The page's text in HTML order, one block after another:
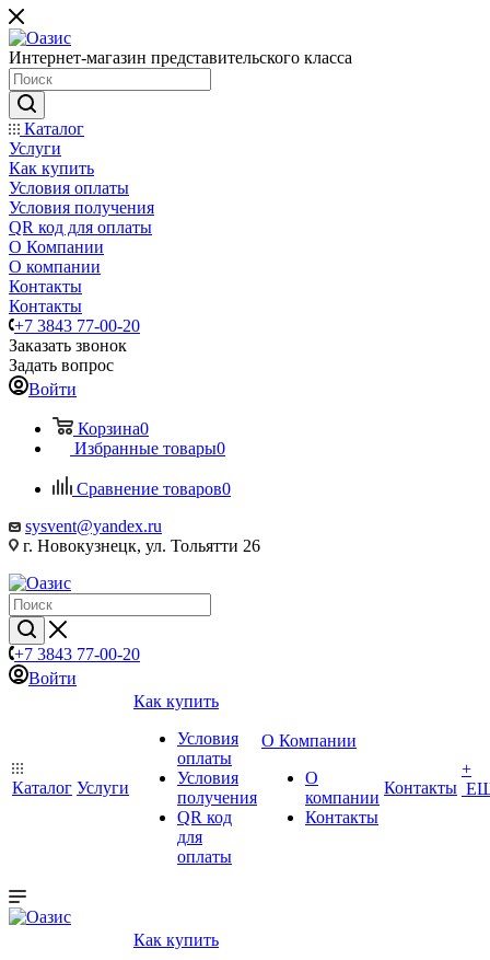
Интернет-магазин представительского класса
Каталог
Услуги
Как купить
Условия оплаты
Условия получения
QR код для оплаты
О Компании
О компании
Контакты
Контакты
+7 3843 77-00-20
Заказать звонок
Задать вопрос
Войти
Корзина0
Избранные товары0
Сравнение товаров0
sysvent@yandex.ru
г. Новокузнецк, ул. Тольятти 26
+7 3843 77-00-20
Войти
Каталог Услуги
Как купить
Условия
оплаты
Условия
получения
QR код
для
оплаты
О Компании
О
компании
Контакты
Контакты
+
Как купить